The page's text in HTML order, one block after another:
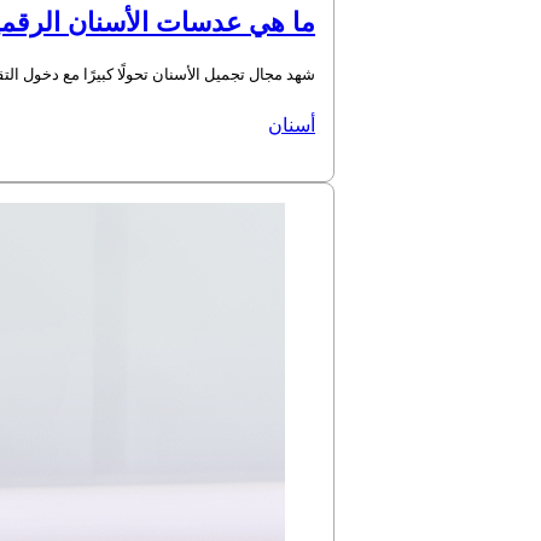
ما هي عدسات الأسنان
شهد مجال تجميل الأسنان تحولًا كبيرًا مع دخول
أسنان